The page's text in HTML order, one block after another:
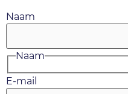
Naam
Naam
E-mail